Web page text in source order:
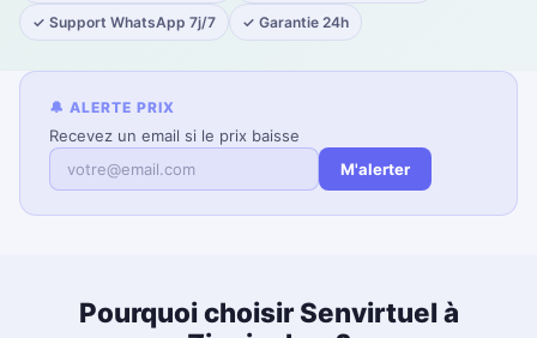
✓ Support WhatsApp 7j/7 ✓ Garantie 24h
🔔 ALERTE PRIX
Recevez un email si le prix baisse
M'alerter
Pourquoi choisir Senvirtuel à